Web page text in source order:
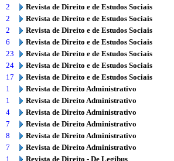
2
Revista de Direito e de Estudos Sociais
2
Revista de Direito e de Estudos Sociais
2
Revista de Direito e de Estudos Sociais
6
Revista de Direito e de Estudos Sociais
23
Revista de Direito e de Estudos Sociais
24
Revista de Direito e de Estudos Sociais
17
Revista de Direito e de Estudos Sociais
1
Revista de Direito Administrativo
1
Revista de Direito Administrativo
4
Revista de Direito Administrativo
7
Revista de Direito Administrativo
8
Revista de Direito Administrativo
7
Revista de Direito Administrativo
1
Revista de Direito - De Legibus